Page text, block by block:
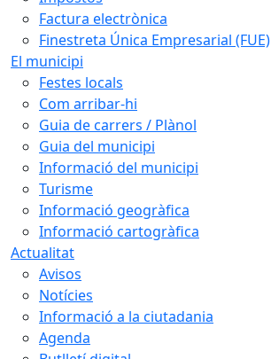
Factura electrònica
Finestreta Única Empresarial (FUE)
El municipi
Festes locals
Com arribar-hi
Guia de carrers / Plànol
Guia del municipi
Informació del municipi
Turisme
Informació geogràfica
Informació cartogràfica
Actualitat
Avisos
Notícies
Informació a la ciutadania
Agenda